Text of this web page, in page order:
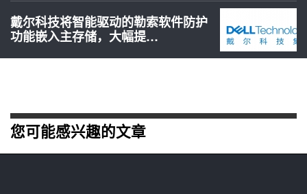
戴尔科技将智能驱动的勒索软件防护
功能嵌入主存储，大幅提…
您可能感兴趣的文章